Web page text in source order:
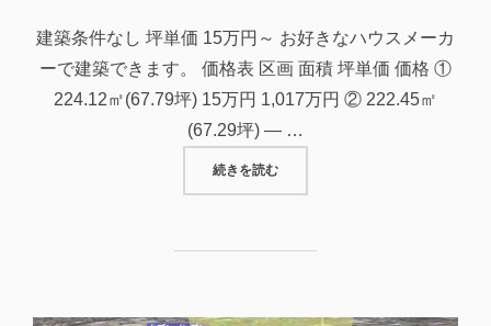
建築条件なし 坪単価 15万円～ お好きなハウスメーカ
ーで建築できます。 価格表 区画 面積 坪単価 価格 ①
224.12㎡(67.79坪) 15万円 1,017万円 ② 222.45㎡
(67.29坪) — …
続きを読む“府中市高木町の分譲地（高木分譲